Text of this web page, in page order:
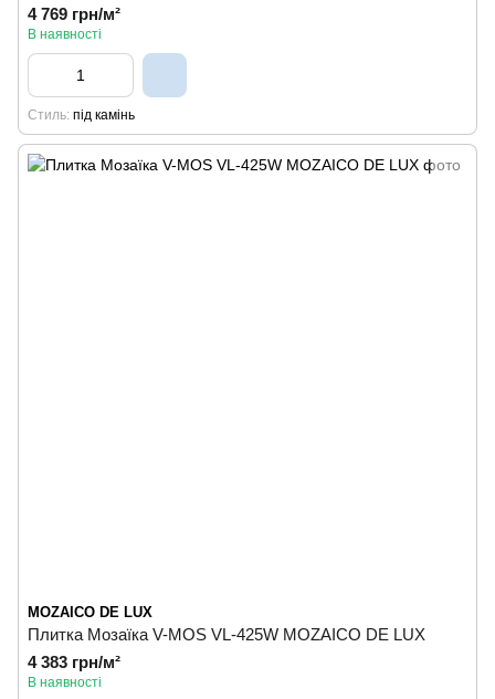
4 769 грн/м²
В наявності
Стиль під камінь
MOZAICO DE LUX
Плитка Мозаїка V-MOS VL-425W MOZAICO DE LUX
4 383 грн/м²
В наявності